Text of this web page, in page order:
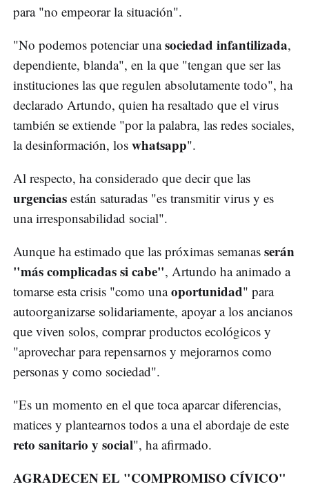
para "no empeorar la situación".
"No podemos potenciar unasociedad infantilizada,
dependiente, blanda", en la que "tengan que ser las
instituciones las que regulen absolutamente todo", ha
declarado Artundo, quien ha resaltado que el virus
también se extiende "por la palabra, las redes sociales,
la desinformación, los whatsapp".
Al respecto, ha considerado que decir que las
urgencias están saturadas "es transmitir virus y es
una irresponsabilidad social".
Aunque ha estimado que las próximas semanas serán
"más complicadas si cabe", Artundo ha animado a
tomarse esta crisis "como unaoportunidad" para
autoorganizarse solidariamente, apoyar a los ancianos
que viven solos, comprar productos ecológicos y
"aprovechar para repensarnos y mejorarnos como
personas y como sociedad".
"Es un momento en el que toca aparcar diferencias,
matices y plantearnos todos a una el abordaje de este
reto sanitario y social", ha afirmado.
AGRADECEN EL "COMPROMISO CÍVICO"